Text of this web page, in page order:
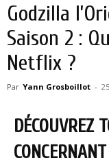
Godzilla
Saison 2 :
Netflix ?
Par Yann Grosboillot -
DÉCOUVREZ